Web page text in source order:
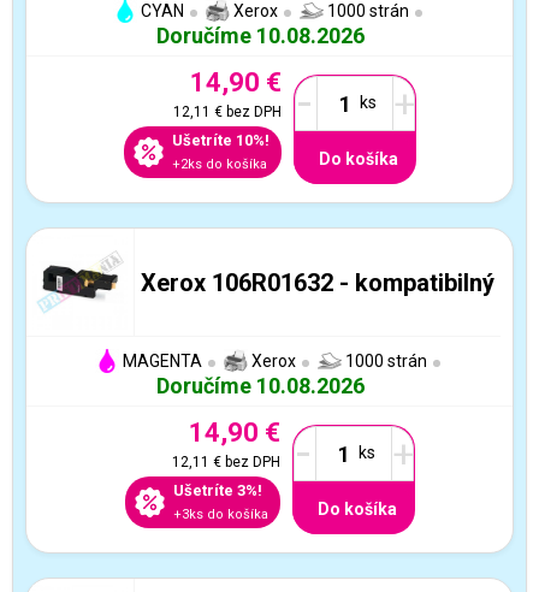
CYAN Xerox 1000 strán
Doručíme 10.08.2026
14,90 €
12,11 €bez DPH
Ušetríte 10%!
+2ks do košíka
- +
Do košíka
Xerox 106R01632 - kompatibilný
MAGENTA Xerox 1000 strán
Doručíme 10.08.2026
14,90 €
12,11 €bez DPH
Ušetríte 3%!
+3ks do košíka
- +
Do košíka